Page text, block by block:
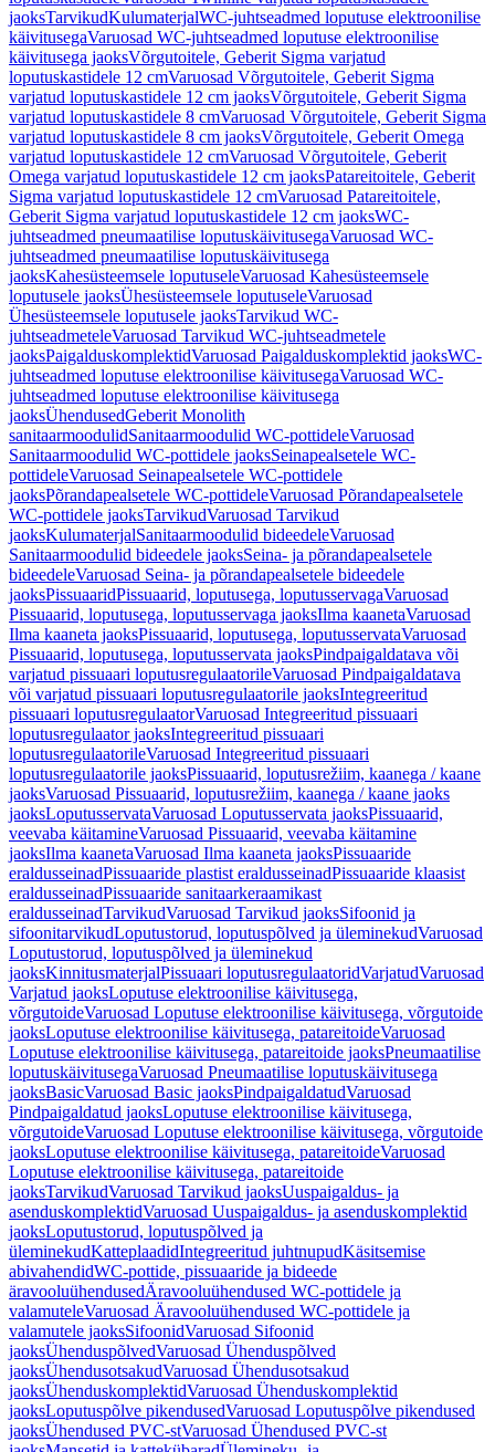
jaoksTarvikudKulumaterjalWC-juhtseadmed loputuse elektroonilise
käivitusegaVaruosad WC-juhtseadmed loputuse elektroonilise
käivitusega jaoksVõrgutoitele, Geberit Sigma varjatud
loputuskastidele 12 cmVaruosad Võrgutoitele, Geberit Sigma
varjatud loputuskastidele 12 cm jaoksVõrgutoitele, Geberit Sigma
varjatud loputuskastidele 8 cmVaruosad Võrgutoitele, Geberit Sigma
varjatud loputuskastidele 8 cm jaoksVõrgutoitele, Geberit Omega
varjatud loputuskastidele 12 cmVaruosad Võrgutoitele, Geberit
Omega varjatud loputuskastidele 12 cm jaoksPatareitoitele, Geberit
Sigma varjatud loputuskastidele 12 cmVaruosad Patareitoitele,
Geberit Sigma varjatud loputuskastidele 12 cm jaoksWC-
juhtseadmed pneumaatilise loputuskäivitusegaVaruosad WC-
juhtseadmed pneumaatilise loputuskäivitusega
jaoksKahesüsteemsele loputuseleVaruosad Kahesüsteemsele
loputusele jaoksÜhesüsteemsele loputuseleVaruosad
Ühesüsteemsele loputusele jaoksTarvikud WC-
juhtseadmeteleVaruosad Tarvikud WC-juhtseadmetele
jaoksPaigalduskomplektidVaruosad Paigalduskomplektid jaoksWC-
juhtseadmed loputuse elektroonilise käivitusegaVaruosad WC-
juhtseadmed loputuse elektroonilise käivitusega
jaoksÜhendusedGeberit Monolith
sanitaarmoodulidSanitaarmoodulid WC-pottideleVaruosad
Sanitaarmoodulid WC-pottidele jaoksSeinapealsetele WC-
pottideleVaruosad Seinapealsetele WC-pottidele
jaoksPõrandapealsetele WC-pottideleVaruosad Põrandapealsetele
WC-pottidele jaoksTarvikudVaruosad Tarvikud
jaoksKulumaterjalSanitaarmoodulid bideedeleVaruosad
Sanitaarmoodulid bideedele jaoksSeina- ja põrandapealsetele
bideedeleVaruosad Seina- ja põrandapealsetele bideedele
jaoksPissuaaridPissuaarid, loputusega, loputusservagaVaruosad
Pissuaarid, loputusega, loputusservaga jaoksIlma kaanetaVaruosad
Ilma kaaneta jaoksPissuaarid, loputusega, loputusservataVaruosad
Pissuaarid, loputusega, loputusservata jaoksPindpaigaldatava või
varjatud pissuaari loputusregulaatorileVaruosad Pindpaigaldatava
või varjatud pissuaari loputusregulaatorile jaoksIntegreeritud
pissuaari loputusregulaatorVaruosad Integreeritud pissuaari
loputusregulaator jaoksIntegreeritud pissuaari
loputusregulaatorileVaruosad Integreeritud pissuaari
loputusregulaatorile jaoksPissuaarid, loputusrežiim, kaanega / kaane
jaoksVaruosad Pissuaarid, loputusrežiim, kaanega / kaane jaoks
jaoksLoputusservataVaruosad Loputusservata jaoksPissuaarid,
veevaba käitamineVaruosad Pissuaarid, veevaba käitamine
jaoksIlma kaanetaVaruosad Ilma kaaneta jaoksPissuaaride
eraldusseinadPissuaaride plastist eraldusseinadPissuaaride klaasist
eraldusseinadPissuaaride sanitaarkeraamikast
eraldusseinadTarvikudVaruosad Tarvikud jaoksSifoonid ja
sifoonitarvikudLoputustorud, loputuspõlved ja üleminekudVaruosad
Loputustorud, loputuspõlved ja üleminekud
jaoksKinnitusmaterjalPissuaari loputusregulaatoridVarjatudVaruosad
Varjatud jaoksLoputuse elektroonilise käivitusega,
võrgutoideVaruosad Loputuse elektroonilise käivitusega, võrgutoide
jaoksLoputuse elektroonilise käivitusega, patareitoideVaruosad
Loputuse elektroonilise käivitusega, patareitoide jaoksPneumaatilise
loputuskäivitusegaVaruosad Pneumaatilise loputuskäivitusega
jaoksBasicVaruosad Basic jaoksPindpaigaldatudVaruosad
Pindpaigaldatud jaoksLoputuse elektroonilise käivitusega,
võrgutoideVaruosad Loputuse elektroonilise käivitusega, võrgutoide
jaoksLoputuse elektroonilise käivitusega, patareitoideVaruosad
Loputuse elektroonilise käivitusega, patareitoide
jaoksTarvikudVaruosad Tarvikud jaoksUuspaigaldus- ja
asenduskomplektidVaruosad Uuspaigaldus- ja asenduskomplektid
jaoksLoputustorud, loputuspõlved ja
üleminekudKatteplaadidIntegreeritud juhtnupudKäsitsemise
abivahendidWC-pottide, pissuaaride ja bideede
äravooluühendusedÄravooluühendused WC-pottidele ja
valamuteleVaruosad Äravooluühendused WC-pottidele ja
valamutele jaoksSifoonidVaruosad Sifoonid
jaoksÜhenduspõlvedVaruosad Ühenduspõlved
jaoksÜhendusotsakudVaruosad Ühendusotsakud
jaoksÜhenduskomplektidVaruosad Ühenduskomplektid
jaoksLoputuspõlve pikendusedVaruosad Loputuspõlve pikendused
jaoksÜhendused PVC-stVaruosad Ühendused PVC-st